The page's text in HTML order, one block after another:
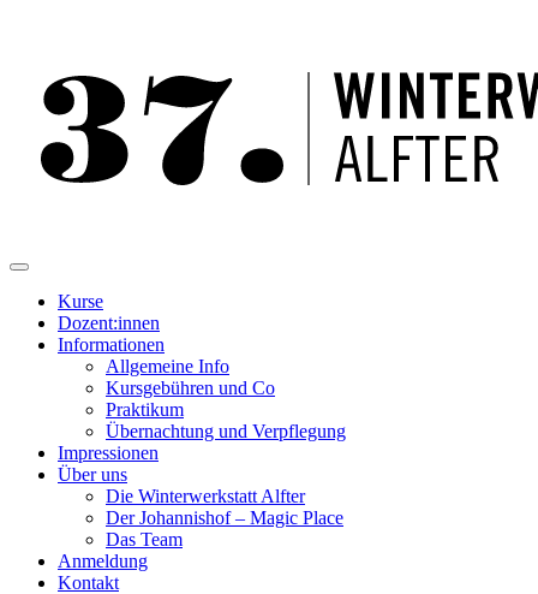
Kurse
Dozent:innen
Informationen
Allgemeine Info
Kursgebühren und Co
Praktikum
Übernachtung und Verpflegung
Impressionen
Über uns
Die Winterwerkstatt Alfter
Der Johannishof – Magic Place
Das Team
Anmeldung
Kontakt